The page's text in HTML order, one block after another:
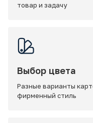
товар и задачу
Выбор цвета
Разные варианты
фирменный стиль